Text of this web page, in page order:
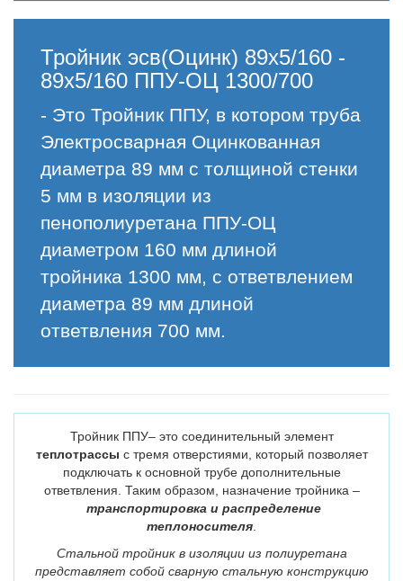
Тройник эсв(Оцинк) 89х5/160 -
89х5/160 ППУ-ОЦ 1300/700
- Это Тройник ППУ, в котором труба
Электросварная Оцинкованная
диаметра 89 мм с толщиной стенки
5 мм в изоляции из
пенополиуретана ППУ-ОЦ
диаметром 160 мм длиной
тройника 1300 мм, с ответвлением
диаметра 89 мм длиной
ответвления 700 мм.
Тройник ППУ– это соединительный элемент
теплотрассы с тремя отверстиями, который позволяет
подключать к основной трубе дополнительные
ответвления. Таким образом, назначение тройника –
транспортировка и распределение
теплоносителя
Стальной тройник в изоляции из полиуретана
представляет собой сварную стальную конструкцию